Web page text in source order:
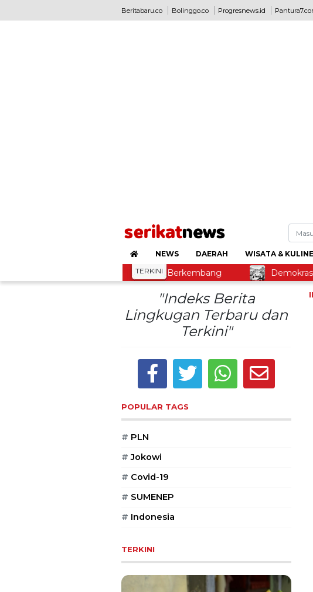
Beritabaru.co Bolinggo.co Progresnews.id
NEWS DAERAH WISATA &
TERKINI
Oleh-Oleh Khas Dieng Semakin Berkembang Demokrasi
"Indeks Berita
Lingkugan Terbaru dan
Terkini"
POPULAR TAGS
# PLN
# Jokowi
# Covid-19
# SUMENEP
# Indonesia
TERKINI